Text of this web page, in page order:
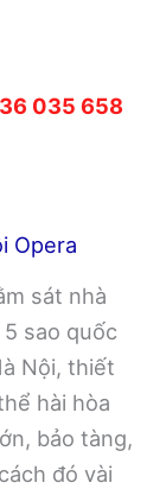
035 658
Opera
sát nhà
sao quốc
Nội, thiết
hài hòa
bảo tàng,
đó vài